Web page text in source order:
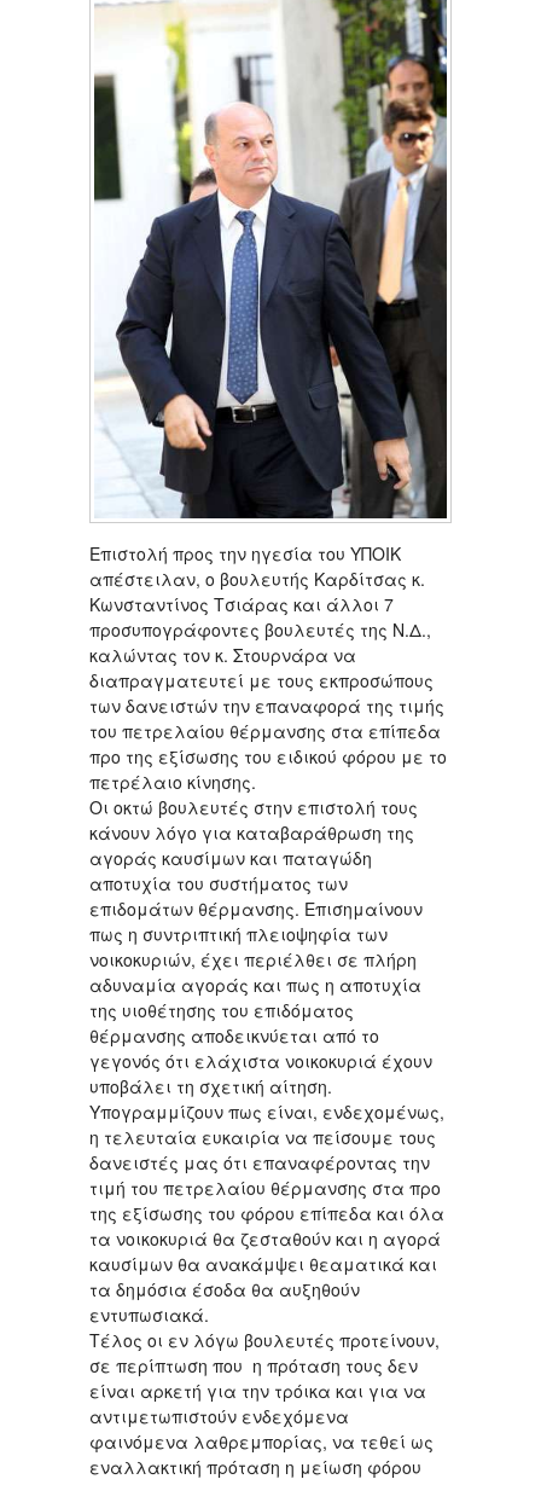
Επιστολή προς την ηγεσία του ΥΠΟΙΚ
απέστειλαν, ο βουλευτής Καρδίτσας κ.
Κωνσταντίνος Τσιάρας και άλλοι 7
προσυπογράφοντες βουλευτές της Ν.Δ.,
καλώντας τον κ. Στουρνάρα να
διαπραγματευτεί με τους εκπροσώπους
των δανειστών την επαναφορά της τιμής
του πετρελαίου θέρμανσης στα επίπεδα
προ της εξίσωσης του ειδικού φόρου με το
πετρέλαιο κίνησης.
Οι οκτώ βουλευτές στην επιστολή τους
κάνουν λόγο για καταβαράθρωση της
αγοράς καυσίμων και παταγώδη
αποτυχία του συστήματος των
επιδομάτων θέρμανσης. Επισημαίνουν
πως η συντριπτική πλειοψηφία των
νοικοκυριών, έχει περιέλθει σε πλήρη
αδυναμία αγοράς και πως η αποτυχία
της υιοθέτησης του επιδόματος
θέρμανσης αποδεικνύεται από το
γεγονός ότι ελάχιστα νοικοκυριά έχουν
υποβάλει τη σχετική αίτηση.
Υπογραμμίζουν πως είναι, ενδεχομένως,
η τελευταία ευκαιρία να πείσουμε τους
δανειστές μας ότι επαναφέροντας την
τιμή του πετρελαίου θέρμανσης στα προ
της εξίσωσης του φόρου επίπεδα και όλα
τα νοικοκυριά θα ζεσταθούν και η αγορά
καυσίμων θα ανακάμψει θεαματικά και
τα δημόσια έσοδα θα αυξηθούν
εντυπωσιακά.
Τέλος οι εν λόγω βουλευτές προτείνουν,
σε περίπτωση που η πρόταση τους δεν
είναι αρκετή για την τρόικα και για να
αντιμετωπιστούν ενδεχόμενα
φαινόμενα λαθρεμπορίας, να τεθεί ως
εναλλακτική πρόταση η μείωση φόρου